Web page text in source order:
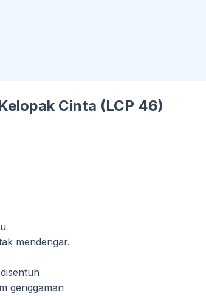
Cinta (LCP 46)
mendengar.
genggaman